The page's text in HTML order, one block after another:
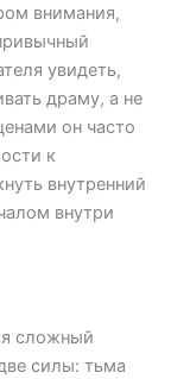
внимания,
увидеть,
драму, а не
он часто
к
внутренний
внутри
сложный
силы: тьма